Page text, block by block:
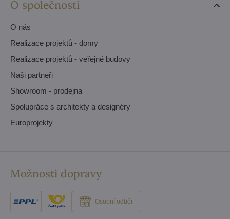
O společnosti
O nás
Realizace projektů - domy
Realizace projektů - veřejné budovy
Naši partneři
Showroom - prodejna
Spolupráce s architekty a designéry
Europrojekty
Možnosti dopravy
Osobní odběr